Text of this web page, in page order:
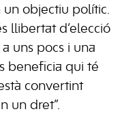
un objectiu polític.
llibertat d’elecció
uns pocs i una
beneficia qui té
convertint
un dret”.